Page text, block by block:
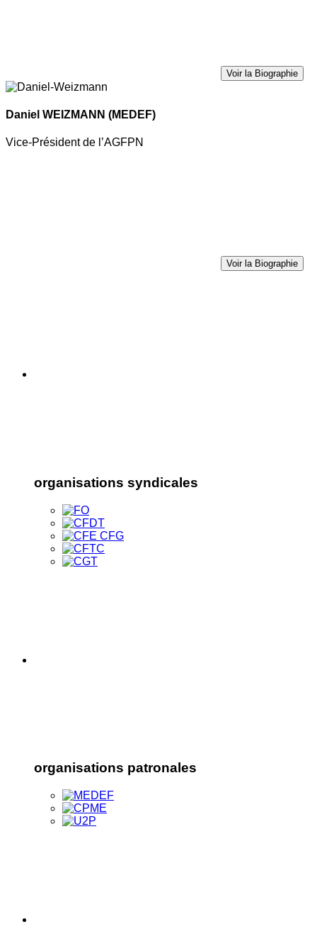
Voir la Biographie
Daniel WEIZMANN (MEDEF)
Vice-Président de l’AGFPN
Voir la Biographie
organisations syndicales
organisations patronales